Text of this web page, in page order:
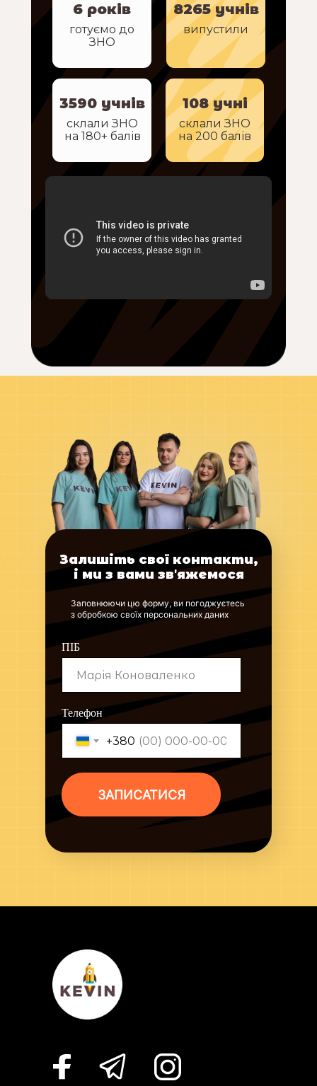
склали ЗНО
на 180+ балів
3590 учнів 108 учні
склали ЗНО
на 200 балів
6 років
готуємо до
ЗНО
8265 учнів
випустили
Заповнюючи цю форму, ви погоджуєтесь
з обробкою своїх персональних даних
ПІБ
Телефон
+380
ЗАПИСАТИСЯ
Залишіть свої контакти,
і ми з вами звʼяжемося